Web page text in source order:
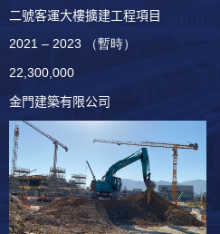
二號客運大樓擴建工程項目
2021 – 2023 （暫時）
22,300,000
金門建築有限公司